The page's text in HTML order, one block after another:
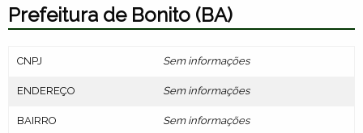
Prefeitura de Bonito (BA)
CNPJ Sem informações
ENDEREÇO Sem informações
BAIRRO Sem informações